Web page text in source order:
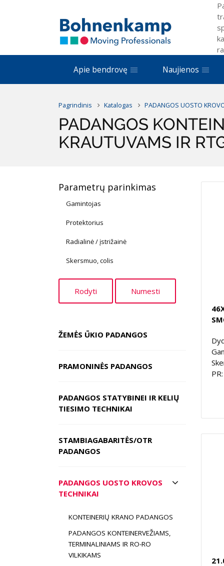
Apie bendrovę Naujienos
Pagrindinis Katalogas PADANGOS UOSTO
PADANGOS
KRAUTUVAMS IR
Parametrų parinkimas
Gamintojas
Protektorius
Radialinė / įstrižainė
Skersmuo, colis
ŽEMĖS ŪKIO PADANGOS
PRAMONINĖS PADANGOS
PADANGOS STATYBINEI IR KELIŲ
TIESIMO TECHNIKAI
STAMBIAGABARITĖS/OTR
PADANGOS
PADANGOS UOSTO KROVOS
TECHNIKAI
KONTEINERIŲ KRANO PADANGOS
PADANGOS KONTEINERVEŽIAMS,
TERMINALINIAMS IR RO-RO
VILKIKAMS